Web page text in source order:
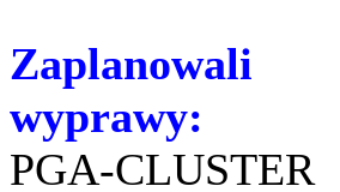
Zaplanowali
wyprawy:
PGA-CLUSTER